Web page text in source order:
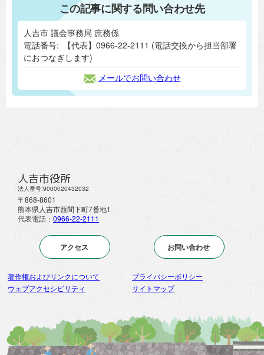
この記事に関する問い合わせ先
人吉市 議会事務局 庶務係
電話番号:
【代表】0966-22-2111 (電話交換から担当部署
におつなぎします)
メールでお問い合わせ
人吉市役所
法人番号:9000020432032
〒868-8601
熊本県人吉市西間下町7番地1
代表電話： 0966-22-2111
アクセス お問い合わせ
著作権およびリンクについて
プライバシーポリシー
ウェブアクセシビリティ
サイトマップ